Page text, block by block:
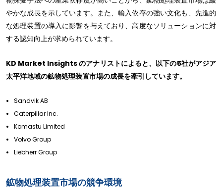
やかな成長を示しています。また、輸入依存の強い文化も、先進的
な処理装置の導入に影響を与えており、高度なソリューションに対
する認知向上が求められています。
KD Market Insights のアナリストによると、以下の5社がアジア
太平洋地域の鉱物処理装置市場の成長を牽引しています。
Sandvik AB
Caterpillar Inc.
Komastu Limited
Volvo Group
Liebherr Group
鉱物処理装置市場の競争環境